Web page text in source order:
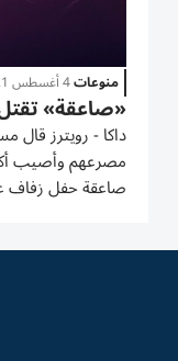
منوعات4 أغسطس 2021
«صاعقة» تقتل 17 في حفل
صاعقة حفل زفاف